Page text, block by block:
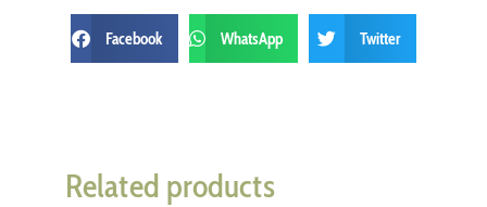
Facebook WhatsApp Twitter
Related products